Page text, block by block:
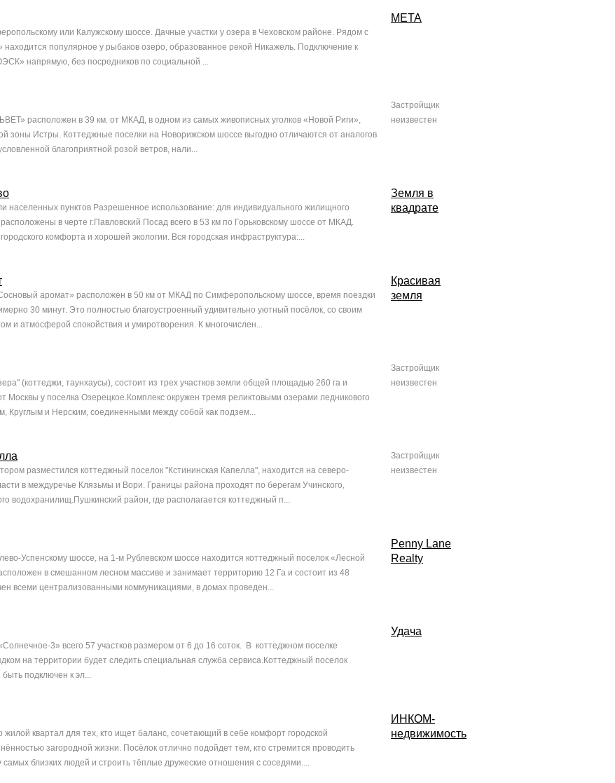
или Калужскому шоссе. Дачные участки у озера в Чеховском районе. Рядом с
популярное у рыбаков озеро, образованное рекой Никажель. Подключение к
напрямую, без посредников по социальной ...
МЕТА
расположен в 39 км. от МКАД, в одном из самых живописных уголков «Новой Риги»,
зоны Истры. Коттеджные поселки на Новорижском шоссе выгодно отличаются от аналогов
благоприятной розой ветров, нали...
Застройщик
неизвестен
населенных пунктов Разрешенное использование: для индивидуального жилищного
в черте г.Павловский Посад всего в 53 км по Горьковскому шоссе от МКАД.
комфорта и хорошей экологии. Вся городская инфраструктура:...
Земля в
квадрате
аромат» расположен в 50 км от МКАД по Симферопольскому шоссе, время поездки
30 минут. Это полностью благоустроенный удивительно уютный посёлок, со своим
и атмосферой спокойствия и умиротворения. К многочислен...
Красивая
земля
(коттеджи, таунхаусы), состоит из трех участков земли общей площадью 260 га и
Москвы у поселка Озерецкое.Комплекс окружен тремя реликтовыми озерами ледникового
Круглым и Нерским, соединенными между собой как подзем...
Застройщик
неизвестен
разместился коттеджный поселок "Кстининская Капелла", находится на северо-
в междуречье Клязьмы и Вори. Границы района проходят по берегам Учинского,
водохранилищ.Пушкинский район, где располагается коттеджный п...
Застройщик
неизвестен
Успенскому шоссе, на 1-м Рублевском шоссе находится коттеджный поселок «Лесной
в смешанном лесном массиве и занимает территорию 12 Га и состоит из 48
всеми централизованными коммуникациями, в домах проведен...
Penny Lane
Realty
3» всего 57 участков размером от 6 до 16 соток. В коттеджном поселке
на территории будет следить специальная служба сервиса.Коттеджный поселок
подключен к эл...
Удача
квартал для тех, кто ищет баланс, сочетающий в себе комфорт городской
загородной жизни. Посёлок отлично подойдет тем, кто стремится проводить
самых близких людей и строить тёплые дружеские отношения с соседями....
ИНКОМ-
недвижимость